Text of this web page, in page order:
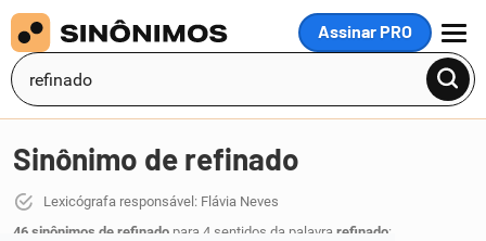
Assinar PRO
MENU
Sinônimo de refinado
Lexicógrafa responsável: Flávia Neves
46 sinônimos de refinado para 4 sentidos da palavra refinado: